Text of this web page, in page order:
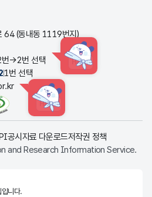
64 (동내동 1119번지)
→2번 선택 HINT
1번 선택
HINT
공시자료 다운로드저작권 정책
and Research Information Service.
니다.